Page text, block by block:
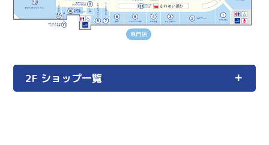
2F ショップ一覧